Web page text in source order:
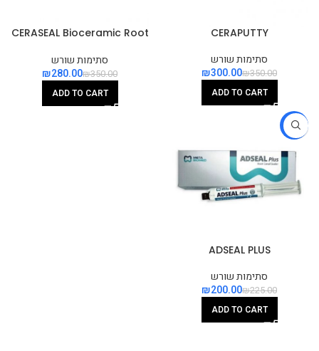
CERAPUTTY
סתימות שורש
₪350.00
₪300.00
ADD TO CART
CERASEAL Bioceramic Root
סתימות שורש
₪350.00
₪280.00
ADD TO CART
-11%
ADSEAL PLUS
סתימות שורש
₪225.00
₪200.00
ADD TO CART